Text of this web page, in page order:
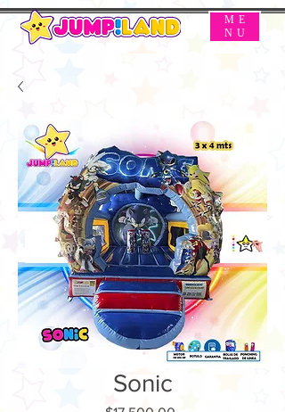
ME
NU
Sonic